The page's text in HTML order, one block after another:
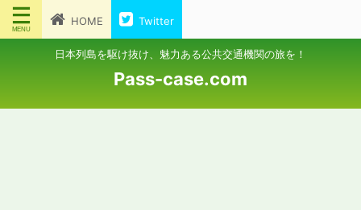
HOME Twitter
日本列島を駆け抜け、魅力ある公共交通機関の旅を！
Pass-case.com